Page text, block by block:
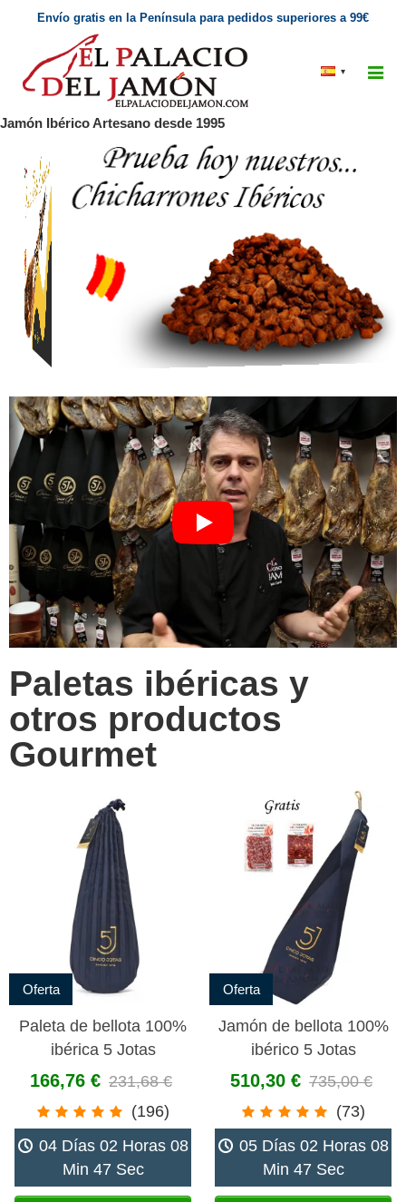
Envío gratis en la Península para pedidos superiores a 99€
▾
Jamón Ibérico Artesano desde 1995
Paletas ibéricas y
otros productos
Gourmet
Oferta
Paleta de bellota 100%
ibérica 5 Jotas
166,76 € 231,68 €
(196)
04 Días 02 Horas 08
Min 46 Sec
Oferta
Jamón de bellota 100%
ibérico 5 Jotas
510,30 € 735,00 €
(73)
05 Días 02 Horas 08
Min 46 Sec